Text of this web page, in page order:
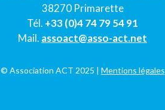
38270 Primarette
Tél. +33 (0)4 74 79 54 91
Mail. assoact@asso-act.net
© Association ACT 2025 | Mentions légales